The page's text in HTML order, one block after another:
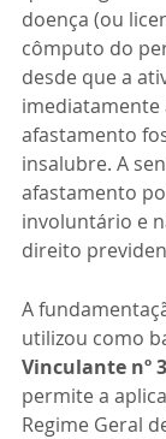
doença (ou
cômputo do
desde que a
afastamento
insalubre. A
afastamento
involuntário e
direito
A
utilizou como
Vinculante nº
permite a
Regime Geral